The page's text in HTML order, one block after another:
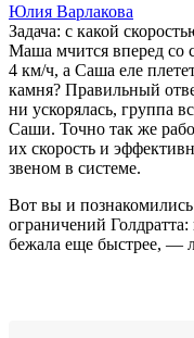
Юлия Варлакова
Задача: с какой
Маша мчится вперед со
4 км/ч, а Саша еле
камня? Правильный
ни ускорялась, группа
Саши. Точно так же
их скорость и
звеном в системе.
Вот вы и
ограничений
бежала еще быстрее, —